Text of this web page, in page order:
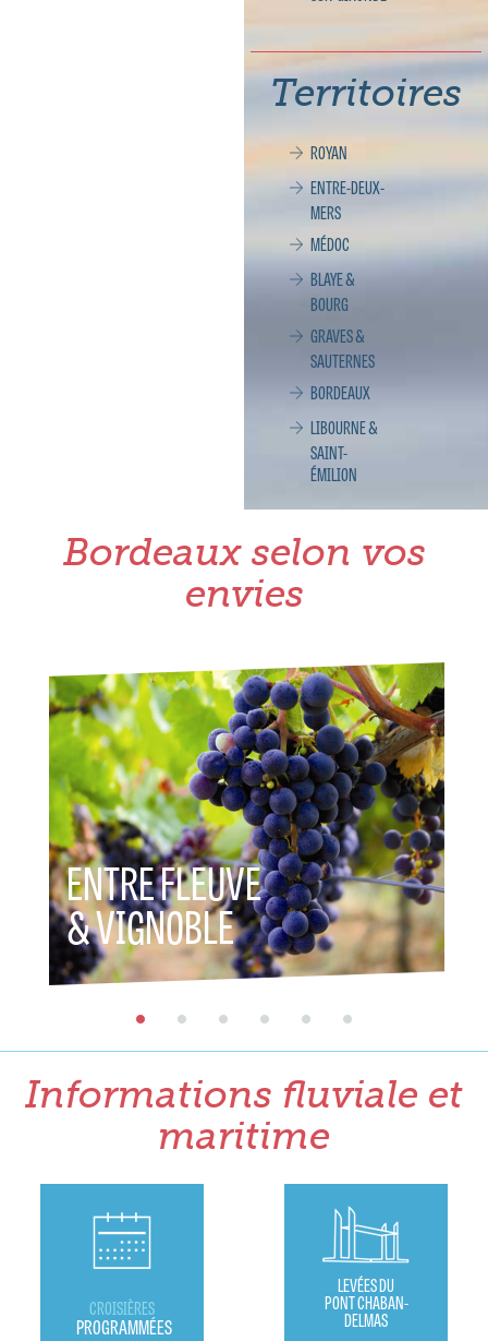
Territoires
ROYAN
ENTRE-DEUX-
MERS
MÉDOC
BLAYE &
BOURG
GRAVES &
SAUTERNES
BORDEAUX
LIBOURNE &
SAINT-
ÉMILION
Bordeaux selon vos
envies
ENTRE FLEUVE
& VIGNOBLE &
Informations fluviale et
maritime
CROISIÈRES
PROGRAMMÉES
LEVÉES DU
PONT CHABAN-
DELMAS